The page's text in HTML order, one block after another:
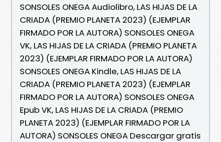
SONSOLES ONEGA Audiolibro, LAS HIJAS DE LA
CRIADA (PREMIO PLANETA 2023) (EJEMPLAR
FIRMADO POR LA AUTORA) SONSOLES ONEGA
VK, LAS HIJAS DE LA CRIADA (PREMIO PLANETA
2023) (EJEMPLAR FIRMADO POR LA AUTORA)
SONSOLES ONEGA Kindle, LAS HIJAS DE LA
CRIADA (PREMIO PLANETA 2023) (EJEMPLAR
FIRMADO POR LA AUTORA) SONSOLES ONEGA
Epub VK, LAS HIJAS DE LA CRIADA (PREMIO
PLANETA 2023) (EJEMPLAR FIRMADO POR LA
AUTORA) SONSOLES ONEGA Descargar gratis